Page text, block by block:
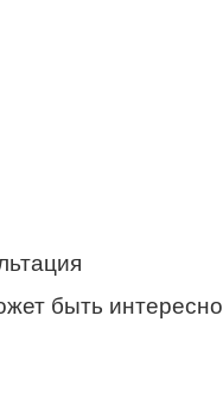
быть интересно